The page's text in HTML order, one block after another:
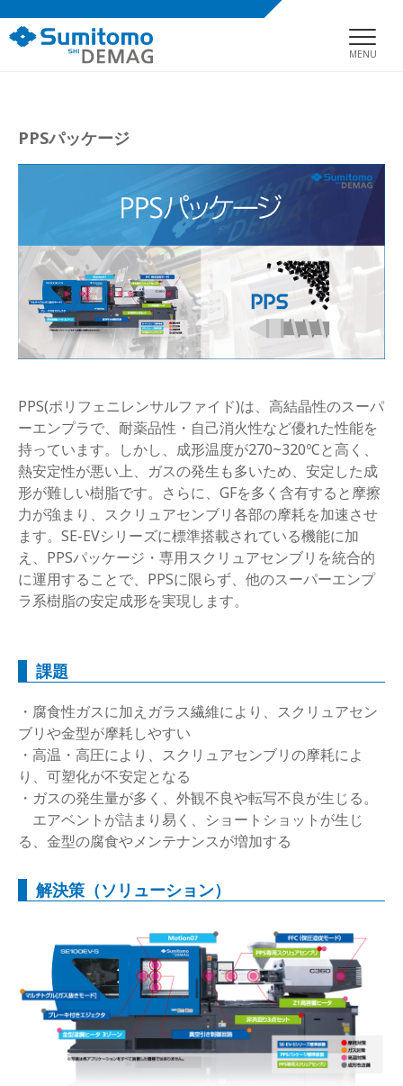
MENU
PPSパッケージ
PPS(ポリフェニレンサルファイド)は、高結晶性のスーパ
ーエンプラで、耐薬品性・自己消火性など優れた性能を
持っています。しかし、成形温度が270~320ºCと高く、
熱安定性が悪い上、ガスの発生も多いため、安定した成
形が難しい樹脂です。さらに、GFを多く含有すると摩擦
力が強まり、スクリュアセンブリ各部の摩耗を加速させ
ます。SE-EVシリーズに標準搭載されている機能に加
え、PPSパッケージ・専用スクリュアセンブリを統合的
に運用することで、PPSに限らず、他のスーパーエンプ
ラ系樹脂の安定成形を実現します。
課題
・腐食性ガスに加えガラス繊維により、スクリュアセン
ブリや金型が摩耗しやすい
・高温・高圧により、スクリュアセンブリの摩耗によ
り、可塑化が不安定となる
・ガスの発生量が多く、外観不良や転写不良が生じる。
エアベントが詰まり易く、ショートショットが生じ
る、金型の腐食やメンテナンスが増加する
解決策（ソリューション）